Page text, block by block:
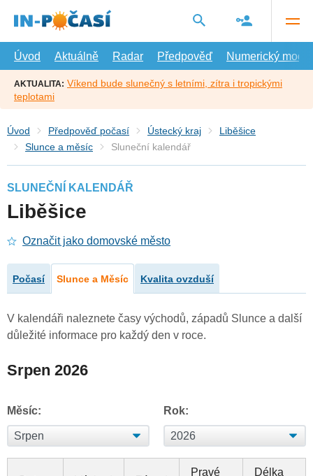
hlavní
Úvod
Aktuálně Radar Předpověď Numerický model
AKTUALITA: Víkend bude slunečný s letními, zítra i tropickými
teplotami
Úvod Předpověď počasí Ústecký kraj
Liběšice
Slunce a měsíc
Sluneční kalendář
SLUNEČNÍ KALENDÁŘ
Liběšice
Označit jako domovské město
Počasí Slunce a Měsíc Kvalita ovzduší
V kalendáři naleznete časy východů, západů Slunce a další
důležité informace pro každý den v roce.
Srpen 2026
Měsíc: Rok:
Pravé
Délka